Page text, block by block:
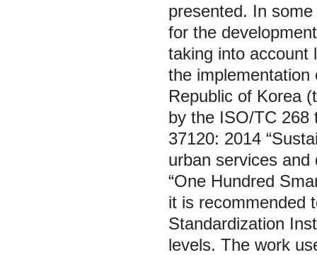
presented. In
for the
taking into account
the
Republic of Korea
by the ISO/TC 268
37120: 2014
urban services and
“One Hundred
it is recommended
Standardization
levels. The work